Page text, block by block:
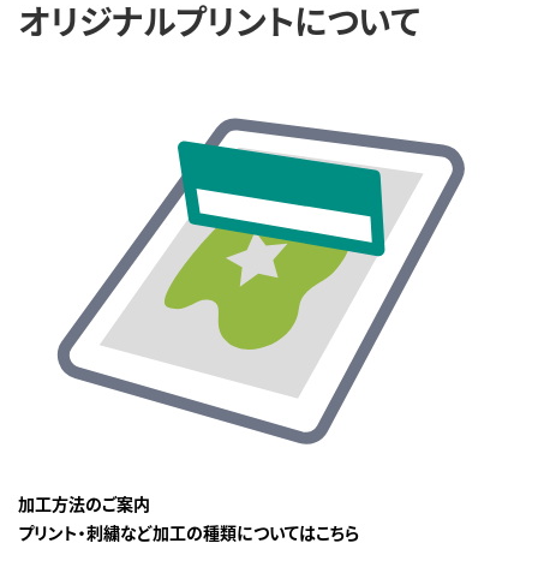
オリジナルプリントについて
加工方法のご案内
プリント・刺繍など加工の種類についてはこちら